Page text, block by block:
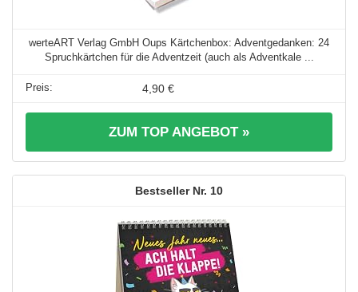
werteART Verlag GmbH Oups Kärtchenbox: Adventgedanken: 24
Spruchkärtchen für die Adventzeit (auch als Adventkale ...
4,90 €
ZUM TOP ANGEBOT »
10